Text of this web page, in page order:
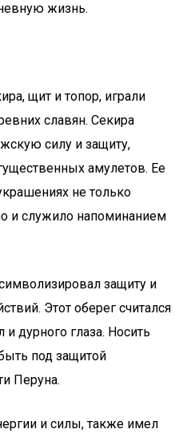
жизнь.
щит и топор, играли
славян. Секира
силу и защиту,
амулетов. Ее
не только
и служило напоминанием
защиту и
Этот оберег считался
дурного глаза. Носить
под защитой
Перуна.
и силы, также имел